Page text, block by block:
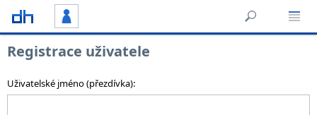
Registrace uživatele
Uživatelské jméno (přezdívka):